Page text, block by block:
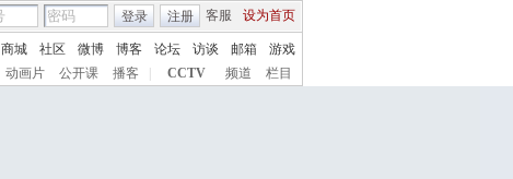
客服 设为首页
登录 注册
商城 社区 微博 博客 论坛 访谈 邮箱
游戏
动画片 公开课 播客 CCTV 频道 栏目